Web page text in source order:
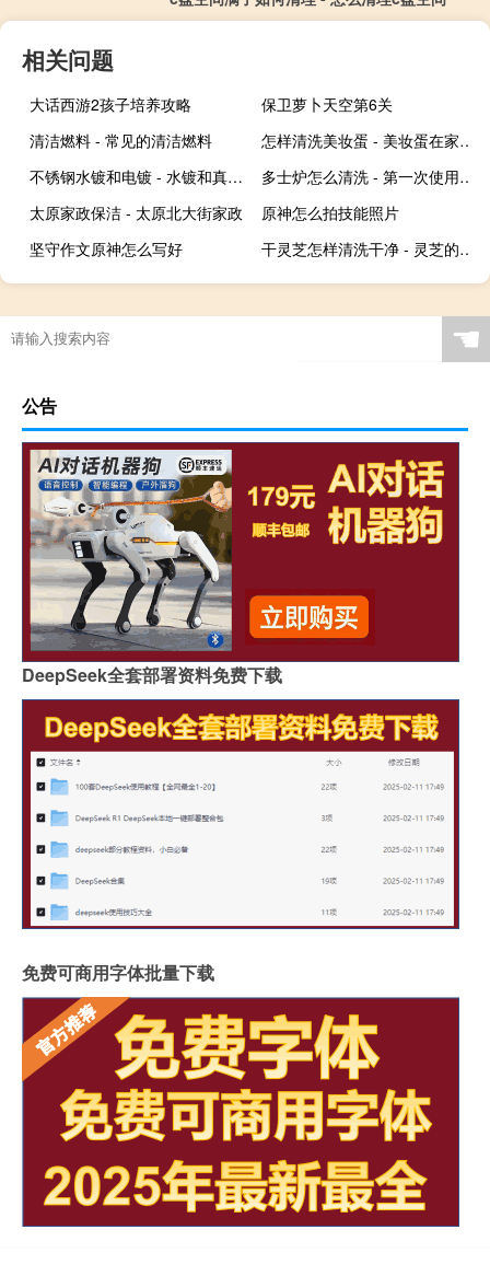
相关问题
大话西游2孩子培养攻略
保卫萝卜天空第6关
清洁燃料 - 常见的清洁燃料
怎样清洗美妆蛋 - 美妆蛋在家怎么清洗
不锈钢水镀和电镀 - 水镀和真空电镀哪个好
多士炉怎么清洗 - 第一次使用多士炉怎么清洗
太原家政保洁 - 太原北大街家政
原神怎么拍技能照片
坚守作文原神怎么写好
干灵芝怎样清洗干净 - 灵芝的清洗方法
☚
公告
DeepSeek全套部署资料免费下载
免费可商用字体批量下载